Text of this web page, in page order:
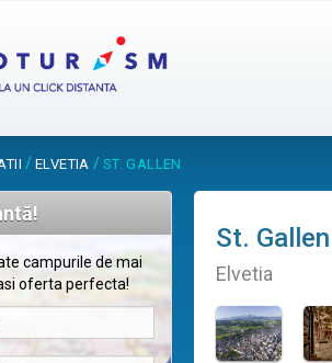
/ ELVETIA / ST. GALLEN
campurile de mai
oferta perfecta!
St. Gallen
Elvetia